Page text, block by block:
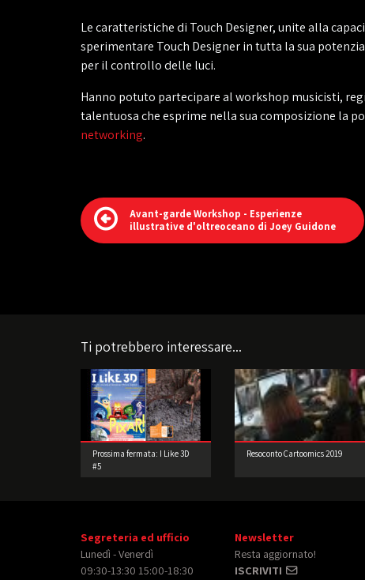
Le caratteristiche di Touch Designer, unite alla
sperimentare Touch Designer in tutta la sua
per il controllo delle luci.
Hanno potuto partecipare al workshop musicisti,
talentuosa che esprime nella sua composizione la
networking.
Avant-garde Workshop - Esperienze
illustrative d'oltreoceano di Joey Guidone
Ti potrebbero interessare...
Prossima fermata: I Like 3D
#5
Resoconto Cartoomics 2019
Segreteria ed ufficio
Lunedì - Venerdì
09:30-13:30 15:00-18:30
Newsletter
Resta aggiornato!
ISCRIVITI